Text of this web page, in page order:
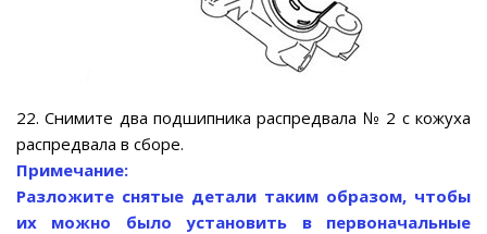
22. Снимите два подшипника распредвала № 2 с кожуха
распредвала в сборе.
Примечание:
Разложите снятые детали таким образом, чтобы
их можно было установить в первоначальные